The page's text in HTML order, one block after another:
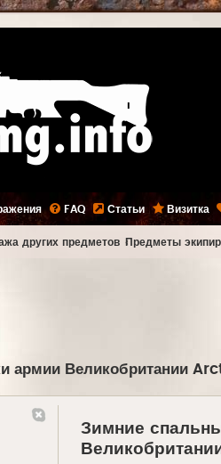
FAQ Статьи Визитка
других предметов Предметы
армии Великобритании
Зимние